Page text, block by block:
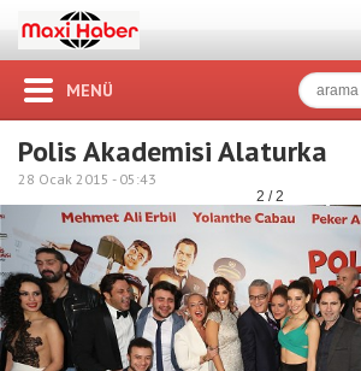
MENÜ
Polis Akademisi Alaturka
28 Ocak 2015 - 05:43
2 / 2